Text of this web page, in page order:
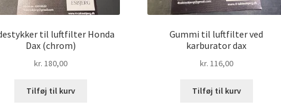
til luftfilter Honda
Dax (chrom)
kr. 180,00
Tilføj til kurv
Gummi til luftfilter ved
karburator dax
kr. 116,00
Tilføj til kurv